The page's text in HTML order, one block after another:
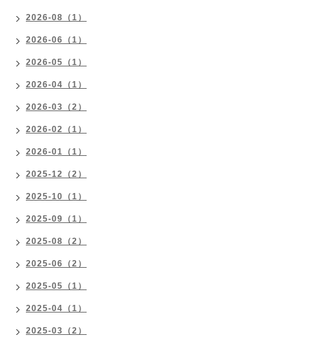
2026-08（1）
2026-06（1）
2026-05（1）
2026-04（1）
2026-03（2）
2026-02（1）
2026-01（1）
2025-12（2）
2025-10（1）
2025-09（1）
2025-08（2）
2025-06（2）
2025-05（1）
2025-04（1）
2025-03（2）